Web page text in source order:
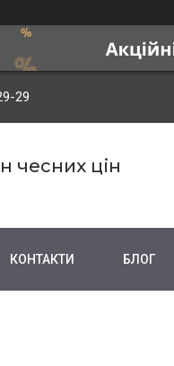
29
чесних цін
КОНТАКТИ БЛОГ